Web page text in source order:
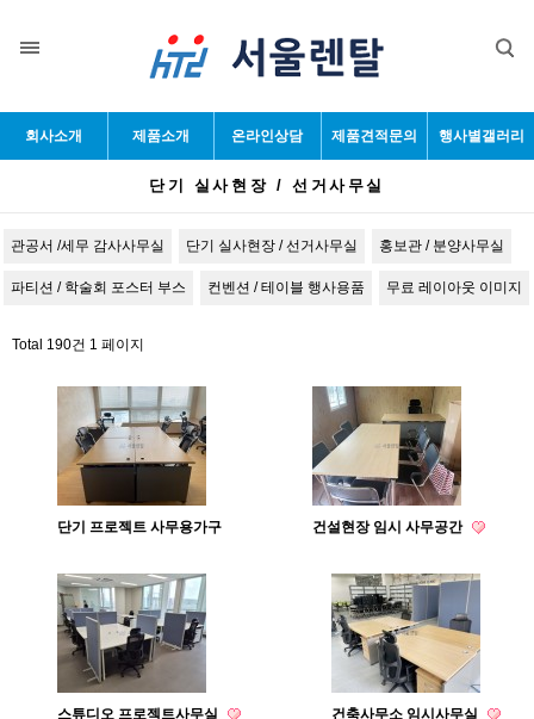
회사소개 제품소개 온라인상담 제품견적문의 행사별갤러리
단기 실사현장 / 선거사무실
관공서 /세무 감사사무실 단기 실사현장 / 선거사무실 홍보관 / 분양사무실
파티션 / 학술회 포스터 부스 컨벤션 / 테이블 행사용품 무료 레이아웃 이미지
Total 190건 1 페이지
단기 프로젝트 사무용가구 건설현장 임시 사무공간
스튜디오 프로젝트사무실 건축사무소 임시사무실